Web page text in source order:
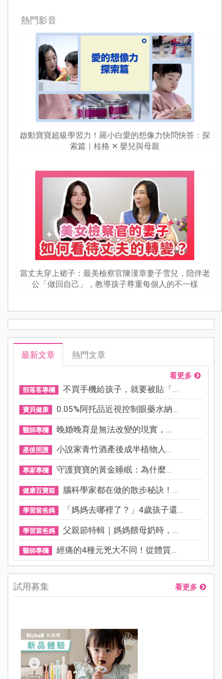
熱門影音
啟動寶寶超級學習力！羅小白愛的想像力快問快答：探
索篇｜桂格 ✕ 嬰兒與母親
當丈夫穿上裙子：最美檢察官陳漢章妻子雪兒，陪伴老
公「做回自己」，教導孩子尊重每個人的不一樣
最新文章 熱門文章
看更多
部落客專欄 不買手機給孩子，就要被貼「...
寶貝健康 0.05%阿托品近視控制眼藥水納...
醫師專欄 晚婚晚育是無法改變的現實，...
產後照護 小說家青竹酒產後成半植物人...
專家專欄 守護寶寶的黃金睡眠：為什麼...
健康百寶箱 腦科學家都在做的散步秘訣！...
學習當爸媽 「媽媽去哪裡了？」4歲孩子還...
學習當爸媽 父親節特輯｜媽媽餵母奶時，...
醫師專欄 經痛的4種元兇大不同！從體質...
試用募集 看更多